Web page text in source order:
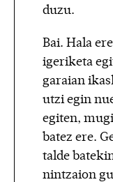
duzu.
Bai. Hala
igeriketa
garaian
utzi egin
egiten,
batez ere.
talde
nintzaion